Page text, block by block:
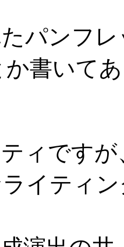
パンフ
か書いて
ィです
イティ